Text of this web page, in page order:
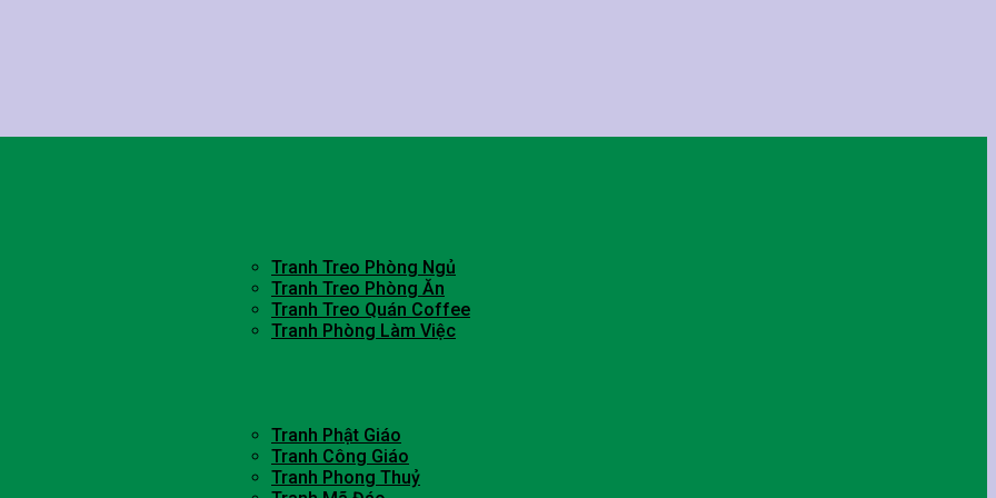
Tranh Treo Phòng Ngủ
Tranh Treo Phòng Ăn
Tranh Treo Quán Coffee
Tranh Phòng Làm Việc
Tranh Phật Giáo
Tranh Công Giáo
Tranh Phong Thuỷ